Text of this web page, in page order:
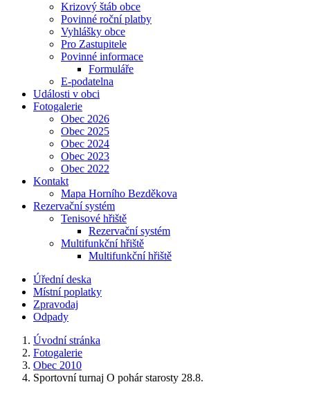
Krizový štáb obce
Povinné roční platby
Vyhlášky obce
Pro Zastupitele
Povinné informace
Formuláře
E-podatelna
Události v obci
Fotogalerie
Obec 2026
Obec 2025
Obec 2024
Obec 2023
Obec 2022
Kontakt
Mapa Horního Bezděkova
Rezervační systém
Tenisové hřiště
Rezervační systém
Multifunkční hřiště
Multifunkční hřiště
Úřední deska
Místní poplatky
Zpravodaj
Odpady
Úvodní stránka
Fotogalerie
Obec 2010
Sportovní turnaj O pohár starosty 28.8.